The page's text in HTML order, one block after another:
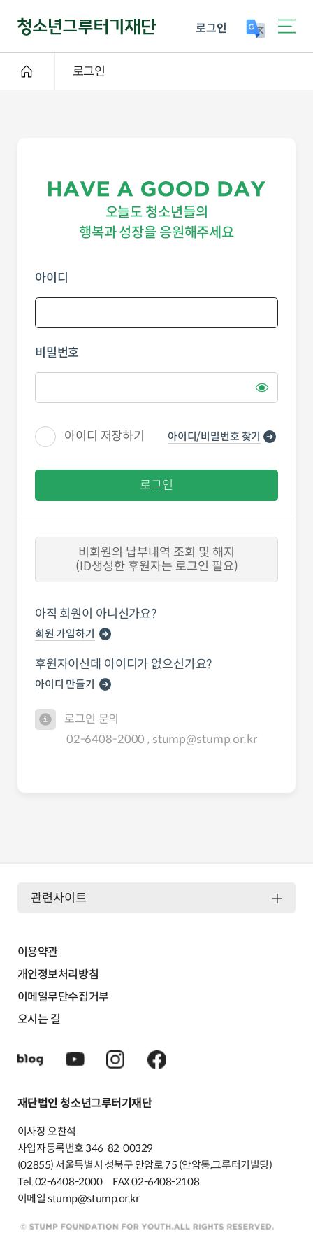
로그인
로그인
오늘도 청소년들의
행복과 성장을 응원해주세요
아이디
비밀번호
아이디 저장하기 아이디/비밀번호 찾기
로그인
비회원의 납부내역 조회 및 해지
(ID생성한 후원자는 로그인 필요)
아직 회원이 아니신가요?
회원 가입하기
후원자이신데 아이디가 없으신가요?
아이디 만들기
로그인 문의
02-6408-2000 , stump@stump.or.kr
이용약관
개인정보처리방침
이메일무단수집거부
오시는 길
재단법인 청소년그루터기재단
이사장 오찬석
사업자등록번호 346-82-00329
(02855) 서울특별시 성북구 안암로 75 (안암동,그루터기빌딩)
Tel. 02-6408-2000
FAX 02-6408-2108
이메일 stump@stump.or.kr
관련사이트